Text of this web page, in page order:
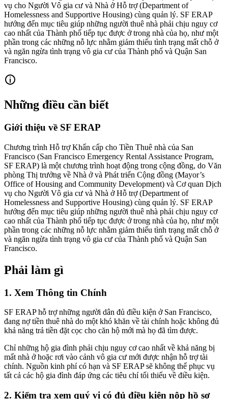
vụ cho Người Vô gia cư và Nhà ở Hỗ trợ (Department of
Homelessness and Supportive Housing) cùng quản lý. SF ERAP
hướng đến mục tiêu giúp những người thuê nhà phải chịu nguy cơ
cao nhất của Thành phố tiếp tục được ở trong nhà của họ, như một
phần trong các những nỗ lực nhằm giảm thiểu tình trạng mất chỗ ở
và ngăn ngừa tình trạng vô gia cư của Thành phố và Quận San
Francisco.
Những điều cần biết
Giới thiệu về SF ERAP
Chương trình Hỗ trợ Khẩn cấp cho Tiền Thuê nhà của San
Francisco (San Francisco Emergency Rental Assistance Program,
SF ERAP) là một chương trình hoạt động trong cộng đồng, do Văn
phòng Thị trưởng về Nhà ở và Phát triển Cộng đồng (Mayor’s
Office of Housing and Community Development) và Cơ quan Dịch
vụ cho Người Vô gia cư và Nhà ở Hỗ trợ (Department of
Homelessness and Supportive Housing) cùng quản lý. SF ERAP
hướng đến mục tiêu giúp những người thuê nhà phải chịu nguy cơ
cao nhất của Thành phố tiếp tục được ở trong nhà của họ, như một
phần trong các những nỗ lực nhằm giảm thiểu tình trạng mất chỗ ở
và ngăn ngừa tình trạng vô gia cư của Thành phố và Quận San
Francisco.
Phải làm gì
1. Xem Thông tin Chính
SF ERAP hỗ trợ những người dân đủ điều kiện ở San Francisco,
đang nợ tiền thuê nhà do một khó khăn về tài chính hoặc không đủ
khả năng trả tiền đặt cọc cho căn hộ mới mà họ đã tìm được.
Chỉ những hộ gia đình phải chịu nguy cơ cao nhất về khả năng bị
mất nhà ở hoặc rơi vào cảnh vô gia cư mới được nhận hỗ trợ tài
chính. Nguồn kinh phí có hạn và SF ERAP sẽ không thể phục vụ
tất cả các hộ gia đình đáp ứng các tiêu chí tối thiểu về điều kiện.
2. Kiểm tra xem quý vị có đủ điều kiện nộp hồ sơ